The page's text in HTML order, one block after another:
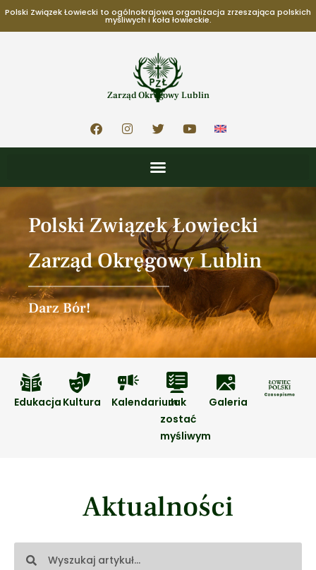
Polski Związek Łowiecki to ogólnokrajowa organizacja zrzeszająca polskich
myśliwych i koła łowieckie.
Zarząd Okręgowy Lublin
Polski Związek Łowiecki
Zarząd Okręgowy Lublin
Darz Bór!
Edukacja Kultura KalendariumJak
zostać
myśliwym
Galeria
Aktualności